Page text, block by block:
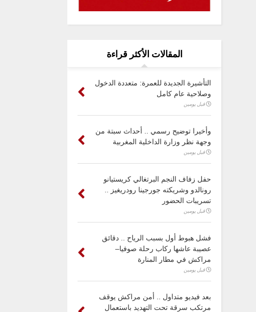
المقالات الأكثر قراءة
التأشيرة الجديدة للعمرة: متعددة الدخول
وصلاحية عام كامل
قبل يومين
وأخيرا توضيح رسمي .. أحداث سبتة من
وجهة نظر وزارة الداخلية المغربية
قبل يومين
حفل زفاف النجم البرتغالي كريستيانو
رونالدو وشريكته جورجينا رودريغيز ..
تسريبات الحضور
قبل يومين
فشل هبوط أول بسبب الرياح .. دقائق
عصيبة عاشها ركاب رحلة صوفيا–
مراكش في مطار المنارة
قبل يومين
بعد فيديو متداول .. أمن مراكش يوقف
مرتكب سرقة تحت التهديد باستعمال